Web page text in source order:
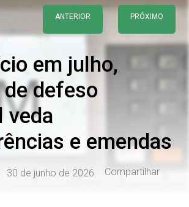
ANTERIOR PRÓXIMO
em julho,
defeso
veda
e emendas
30 de junho de 2026 Compartilhar